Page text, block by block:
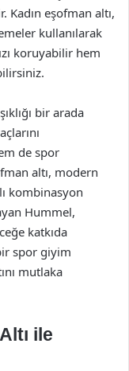
Kadın eşofman altı,
kullanılarak
koruyabilir hem
bir arada
de spor
altı, modern
kombinasyon
Hummel,
katkıda
spor giyim
mutlaka
ile